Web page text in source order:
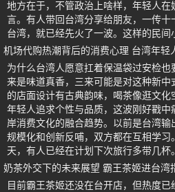
地方在于，不管政治上啥样，年轻人
言。有人带回台湾分享给朋友，一传
台湾，就已经先火了一波。这样的民间
机场代购热潮背后的消费心理 台湾年轻
为什么台湾人愿意扛着保温袋过安检
来是味道真香，三来可能是对这种新
的店面设计有古典韵味，喝茶像逛文
年轻人追求个性与品质，这波刚好戳
岸消费文化的融合趋势。以前是台湾
规模化和创新反哺，双方都在互相学习
天，有人已经在计划下次旅行多带几杯。
奶茶外交下的未来展望 霸王茶姬进台湾
目前霸王茶姬还没在台开店，但热度